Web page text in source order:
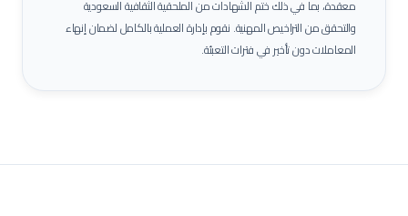
معقدة، بما في ذلك ختم الشهادات من الملحقية الثقافية السعودية
والتحقق من التراخيص المهنية. نقوم بإدارة العملية بالكامل لضمان إنهاء
المعاملات دون تأخير في فترات التعبئة.